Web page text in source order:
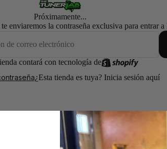
Próximamente...
enviaremos la contraseña exclusiva para entrar a
contará con tecnología de
¿Esta tienda es tuya? Inicia sesión aquí